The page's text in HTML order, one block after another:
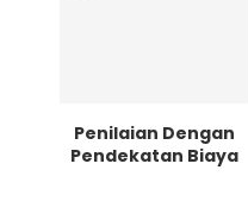
Penilaian Dengan
Pendekatan Biaya